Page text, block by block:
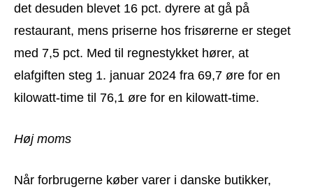
det desuden blevet 16 pct. dyrere at gå på
restaurant, mens priserne hos frisørerne er steget
med 7,5 pct. Med til regnestykket hører, at
elafgiften steg 1. januar 2024 fra 69,7 øre for en
kilowatt-time til 76,1 øre for en kilowatt-time.
Høj moms
Når forbrugerne køber varer i danske butikker,